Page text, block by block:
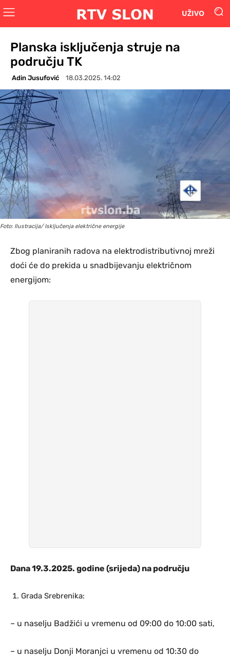
UŽIVO
Planska isključenja struje na
području TK
Adin Jusufović 18.03.2025. 14:02
Foto: Ilustracija/ Isključenja električne energije
Zbog planiranih radova na elektrodistributivnoj mreži
doći će do prekida u snadbijevanju električnom
energijom:
Dana 19.3.2025. godine (srijeda) na području
Grada Srebrenika:
– u naselju Badžići u vremenu od 09:00 do 10:00 sati,
– u naselju Donji Moranjci u vremenu od 10:30 do